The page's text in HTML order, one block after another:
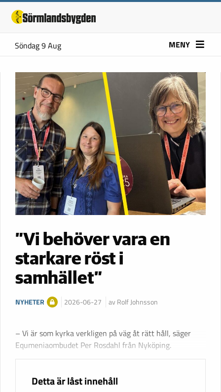
Söndag 9 Aug MENY
”Vi behöver vara en
starkare röst i
samhället”
NYHETER 2026-06-27 av Rolf Johnsson
– Vi är som kyrka verkligen på väg åt rätt håll, säger
Equmeniaombudet Per Rosdahl från Nyköping.
Detta är låst innehåll